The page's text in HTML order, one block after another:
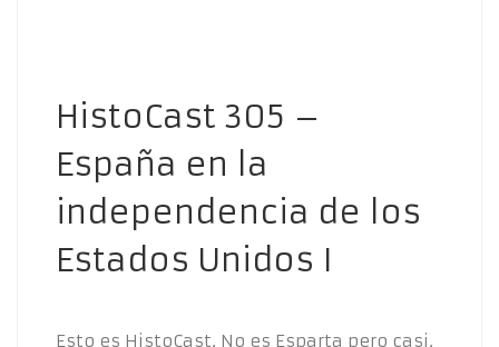
HistoCast 305 –
España en la
independencia de los
Estados Unidos I
Esto es HistoCast. No es Esparta pero casi.